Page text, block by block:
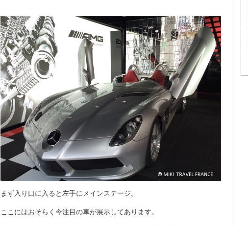
まず入り口に入ると左手にメインステージ。
ここにはおそらく今注目の車が展示してあります。